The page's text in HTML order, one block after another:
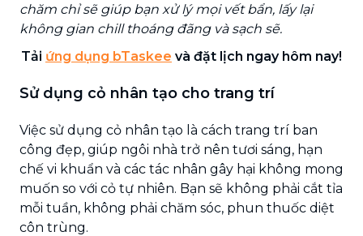
chăm chỉ sẽ giúp bạn xử lý mọi vết bẩn, lấy lại
không gian chill thoáng đãng và sạch sẽ.
Tải ứng dụng bTaskee và đặt lịch ngay hôm nay!
Sử dụng cỏ nhân tạo cho trang trí
Việc sử dụng cỏ nhân tạo là cách trang trí ban
công đẹp, giúp ngôi nhà trở nên tươi sáng, hạn
chế vi khuẩn và các tác nhân gây hại không mong
muốn so với cỏ tự nhiên. Bạn sẽ không phải cắt tỉa
mỗi tuần, không phải chăm sóc, phun thuốc diệt
côn trùng.